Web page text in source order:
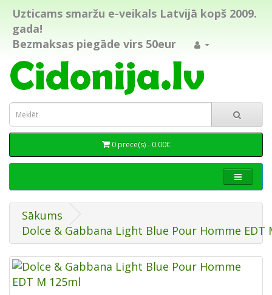
Uzticams smaržu e-veikals Latvijā kopš 2009.
gada!
Bezmaksas piegāde virs 50eur
0 prece(s) - 0.00€
Sākums
Dolce & Gabbana Light Blue Pour Homme EDT